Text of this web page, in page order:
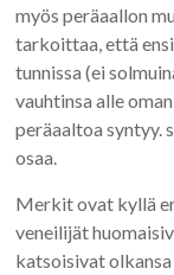
myös peräaallon
tarkoittaa, että
tunnissa (ei
vauhtinsa alle
peräaaltoa syntyy.
osaa.
Merkit ovat kyllä
veneilijät
katsoisivat